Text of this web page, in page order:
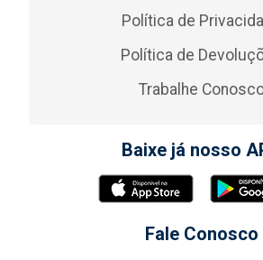
Política de
Política de
Trabalhe
Baixe já nosso
Fale Conosco